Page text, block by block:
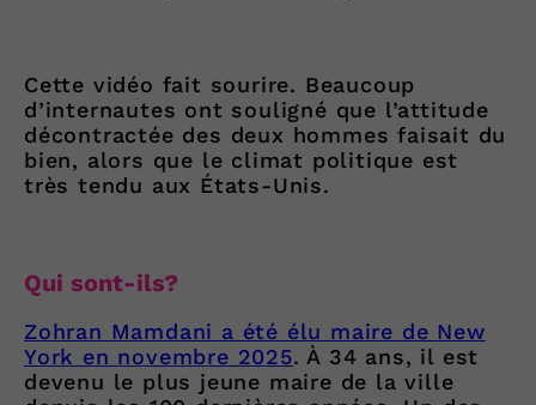
Cette vidéo fait sourire. Beaucoup
d’internautes ont souligné que l’attitude
décontractée des deux hommes faisait du
bien, alors que le climat politique est
très tendu aux États-Unis.
Qui sont-ils?
Zohran Mamdani a été élu maire de New
York en novembre 2025. À 34 ans, il est
devenu le plus jeune maire de la ville